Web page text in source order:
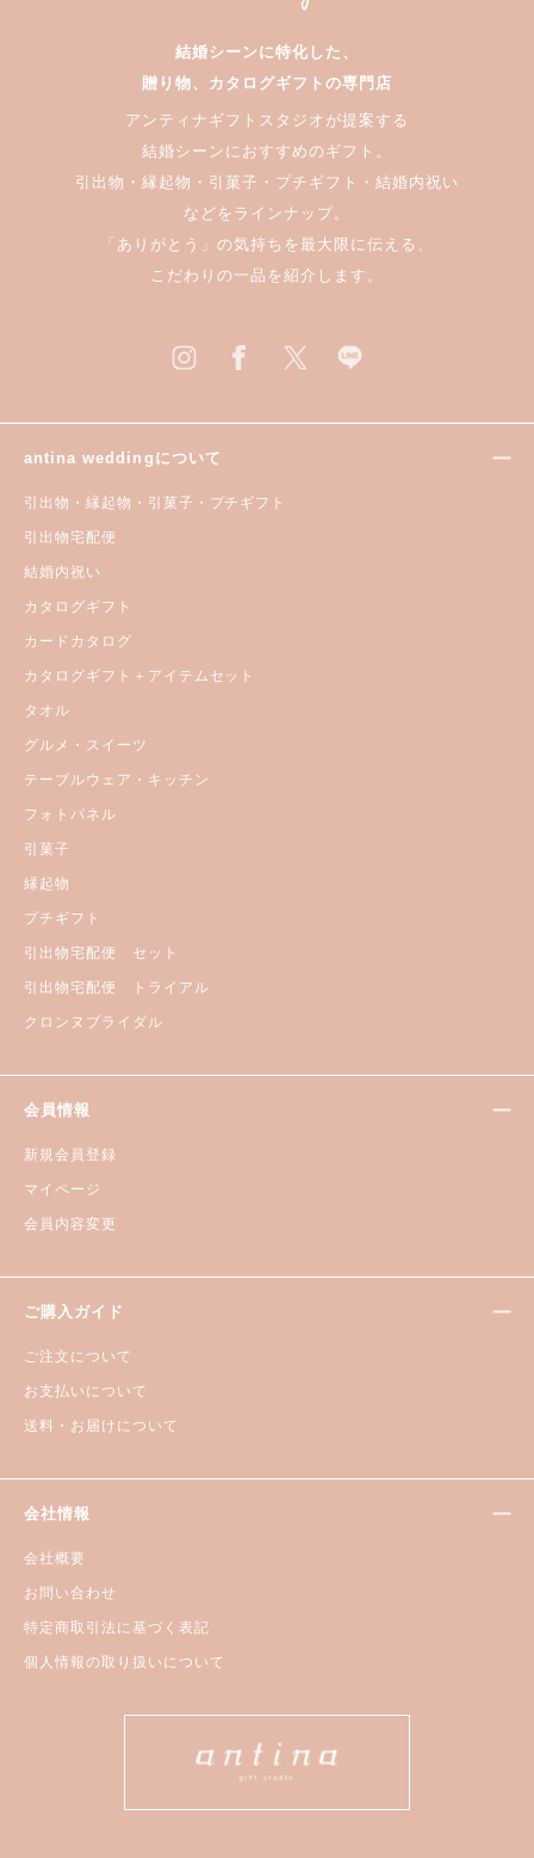
結婚シーンに特化した、
贈り物、カタログギフトの専門店
アンティナギフトスタジオが提案する
結婚シーンにおすすめのギフト。
引出物・縁起物・引菓子・プチギフト・結婚内祝い
などをラインナップ。
「ありがとう」の気持ちを最大限に伝える、
こだわりの一品を紹介します。
antina weddingについて
引出物・縁起物・引菓子・プチギフト
引出物宅配便
結婚内祝い
カタログギフト
カードカタログ
カタログギフト＋アイテムセット
タオル
グルメ・スイーツ
テーブルウェア・キッチン
フォトパネル
引菓子
縁起物
プチギフト
引出物宅配便 セット
引出物宅配便 トライアル
クロンヌブライダル
会員情報
新規会員登録
マイページ
会員内容変更
ご購入ガイド
ご注文について
お支払いについて
送料・お届けについて
会社情報
会社概要
お問い合わせ
特定商取引法に基づく表記
個人情報の取り扱いについて